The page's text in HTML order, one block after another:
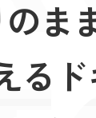
のま
る